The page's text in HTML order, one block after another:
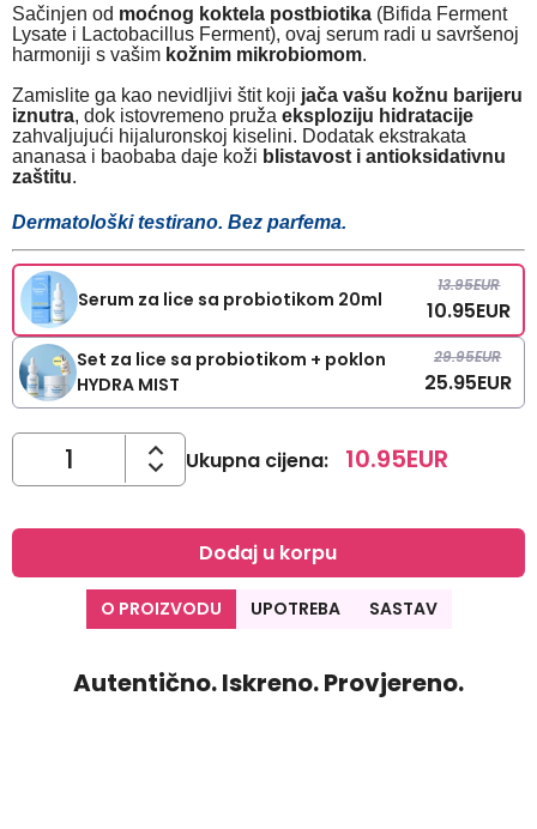
Sačinjen od moćnog koktela postbiotika (Bifida Ferment
Lysate i Lactobacillus Ferment), ovaj serum radi u savršenoj
harmoniji s vašim kožnim mikrobiomom.
Zamislite ga kao nevidljivi štit koji jača vašu kožnu barijeru
iznutra, dok istovremeno pruža eksploziju hidratacije
zahvaljujući hijaluronskoj kiselini. Dodatak ekstrakata
ananasa i baobaba daje koži blistavost i antioksidativnu
zaštitu.
Dermatološki testirano. Bez parfema.
Serum za lice sa probiotikom 20ml
13.95EUR
10.95EUR
Set za lice sa probiotikom + poklon
HYDRA MIST
29.95EUR
25.95EUR
Ukupna cijena: 10.95EUR
Dodaj u korpu
O PROIZVODU UPOTREBA SASTAV
Autentično. Iskreno. Provjereno.